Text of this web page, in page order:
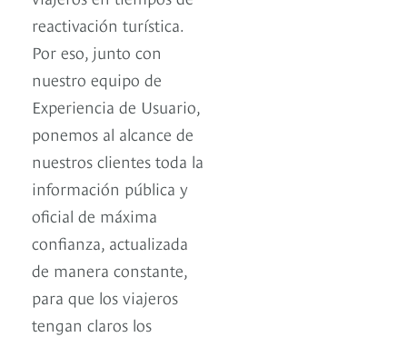
reactivación turística.
Por eso, junto con
nuestro equipo de
Experiencia de Usuario,
ponemos al alcance de
nuestros clientes toda la
información pública y
oficial de máxima
confianza, actualizada
de manera constante,
para que los viajeros
tengan claros los